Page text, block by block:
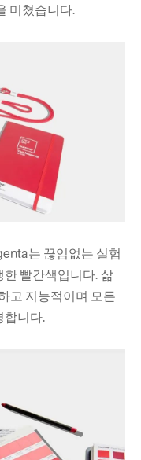
미쳤습니다.
는 끊임없는 실험
한 빨간색입니다. 삶
고 지능적이며 모든
합니다.